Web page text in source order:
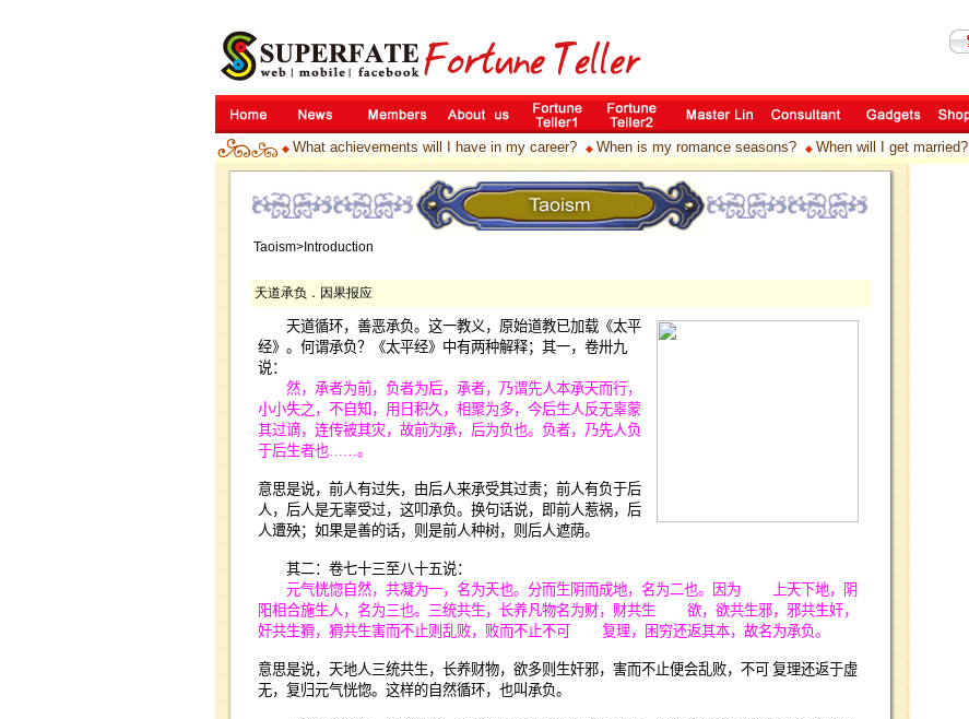
◆What achievements will I have in my career? ◆When is my romance seasons? ◆When will I get married?
Taoism>Introduction
天道承负．因果报应
天道循环，善恶承负。这一教义，原始道教已加载《太平
经》。何谓承负？《太平经》中有两种解释；其一，卷卅九
说：
然，承者为前，负者为后，承者，乃谓先人本承天而行，
小小失之，不自知，用日积久，相聚为多，今后生人反无辜蒙
其过谪，连传被其灾，故前为承，后为负也。负者，乃先人负
于后生者也……。
意思是说，前人有过失，由后人来承受其过责；前人有负于后
人，后人是无辜受过，这叩承负。换句话说，即前人惹祸，后
人遭殃；如果是善的话，则是前人种树，则后人遮荫。
其二：卷七十三至八十五说：
元气恍惚自然，共凝为一，名为天也。分而生阴而成地，名为二也。因为
上天下地，阴
阳相合施生人，名为三也。三统共生，长养凡物名为财，财共生
欲，欲共生邪，邪共生奸，
奸共生猾，猾共生害而不止则乱败，败而不止不可
复理，困穷还返其本，故名为承负。
意思是说，天地人三统共生，长养财物，欲多则生奸邪，害而不止便会乱败，不可 复理还返于虚
无，复归元气恍惚。这样的自然循环，也叫承负。